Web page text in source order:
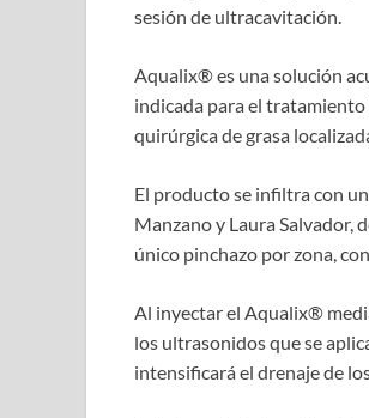
sesión de ultracavitación.
Aqualix® es una solución
indicada para el
quirúrgica de grasa
El producto se infiltra con
Manzano y Laura Salvador,
único pinchazo por zona,
Al inyectar el Aqualix®
los ultrasonidos que se
intensificará el drenaje de